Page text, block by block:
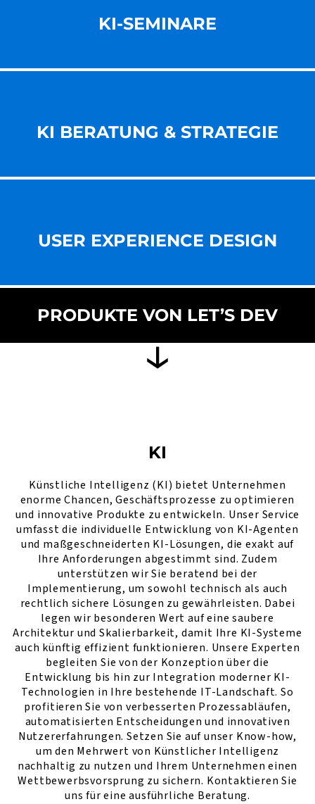
KI-SEMINARE
KI BERATUNG & STRATEGIE
USER EXPERIENCE DESIGN
PRODUKTE VON LET’S DEV
KI
Künstliche Intelligenz (KI) bietet Unternehmen
enorme Chancen, Geschäftsprozesse zu optimieren
und innovative Produkte zu entwickeln. Unser Service
umfasst die individuelle Entwicklung von KI-Agenten
und maßgeschneiderten KI-Lösungen, die exakt auf
Ihre Anforderungen abgestimmt sind. Zudem
unterstützen wir Sie beratend bei der
Implementierung, um sowohl technisch als auch
rechtlich sichere Lösungen zu gewährleisten. Dabei
legen wir besonderen Wert auf eine saubere
Architektur und Skalierbarkeit, damit Ihre KI-Systeme
auch künftig effizient funktionieren. Unsere Experten
begleiten Sie von der Konzeption über die
Entwicklung bis hin zur Integration moderner KI-
Technologien in Ihre bestehende IT-Landschaft. So
profitieren Sie von verbesserten Prozessabläufen,
automatisierten Entscheidungen und innovativen
Nutzererfahrungen. Setzen Sie auf unser Know-how,
um den Mehrwert von Künstlicher Intelligenz
nachhaltig zu nutzen und Ihrem Unternehmen einen
Wettbewerbsvorsprung zu sichern. Kontaktieren Sie
uns für eine ausführliche Beratung.